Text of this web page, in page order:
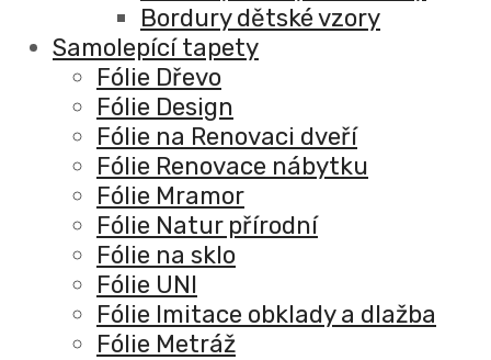
Bordury dětské vzory
Samolepící tapety
Fólie Dřevo
Fólie Design
Fólie na Renovaci dveří
Fólie Renovace nábytku
Fólie Mramor
Fólie Natur přírodní
Fólie na sklo
Fólie UNI
Fólie Imitace obklady a dlažba
Fólie Metráž